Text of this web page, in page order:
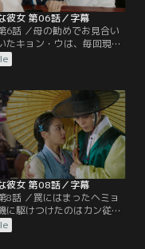
彼女 第06話／字幕
6話 ／母の勧めでお見合い
たキョン・ウは、毎回現れ
ンの幻に悩まされる。ま
ョンに恋人がいるとの噂を
事件の黒幕を探るカン従事
たが、彼をも陥れる内容の
が王宮にばら撒かれる。そ
によって王様に外出がバレ
たヘミョンは、頑なにその
えず…。
彼女 第08話／字幕
8話 ／罠にはまったヘミョ
に駆けつけたのはカン従事
。キョン・ウの助けで逃げ
ミョンは、心労と安堵から